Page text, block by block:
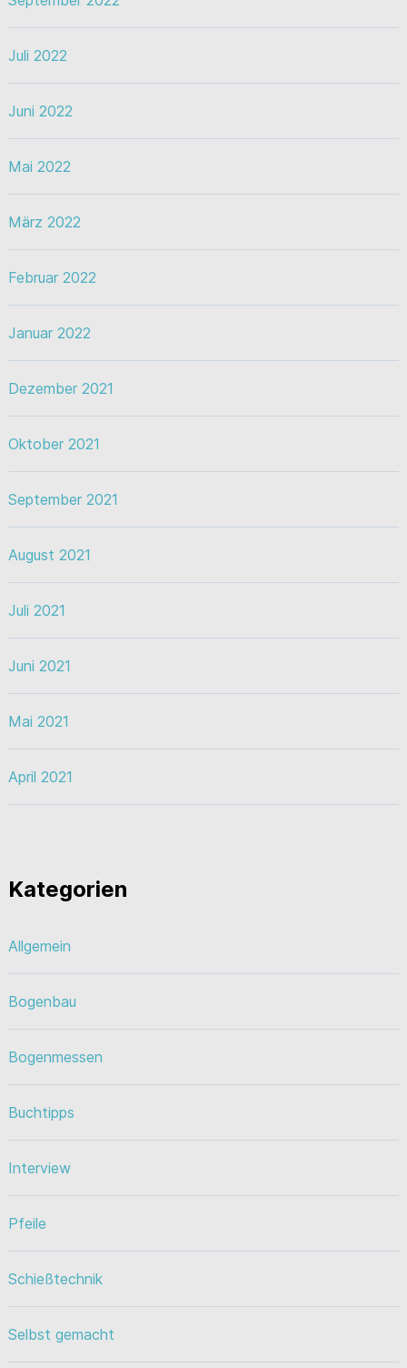
Juli 2022
Juni 2022
Mai 2022
März 2022
Februar 2022
Januar 2022
Dezember 2021
Oktober 2021
September 2021
August 2021
Juli 2021
Juni 2021
Mai 2021
April 2021
Kategorien
Allgemein
Bogenbau
Bogenmessen
Buchtipps
Interview
Pfeile
Schießtechnik
Selbst gemacht